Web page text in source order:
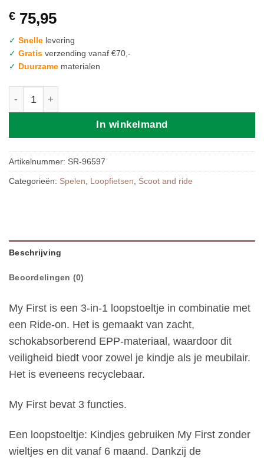
€ 75,95
✓ Snelle levering
✓ Gratis verzending vanaf €70,-
✓ Duurzame materialen
In winkelmand
Artikelnummer: SR-96597
Categorieën: Spelen Loopfietsen Scoot and ride
Beschrijving
Beoordelingen (0)
My First is een 3-in-1 loopstoeltje in combinatie met
een Ride-on. Het is gemaakt van zacht,
schokabsorberend EPP-materiaal, waardoor dit
veiligheid biedt voor zowel je kindje als je meubilair.
Het is eveneens recyclebaar.
My First bevat 3 functies.
Een loopstoeltje: Kindjes gebruiken My First zonder
wieltjes en dit vanaf 6 maand. Dankzij de